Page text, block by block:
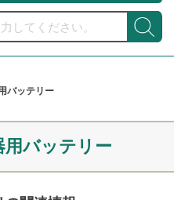
バッテリー
用バッテリー